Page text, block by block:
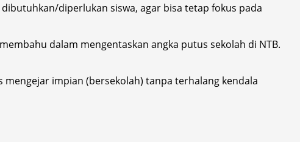
diperlukan siswa, agar bisa tetap fokus pada
dalam mengentaskan angka putus sekolah di NTB.
impian (bersekolah) tanpa terhalang kendala